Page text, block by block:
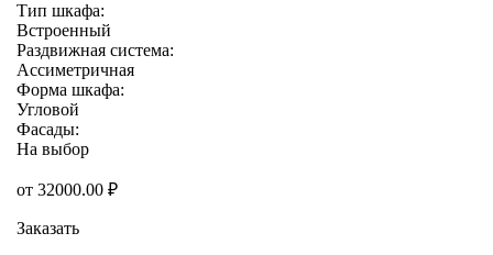
Тип шкафа:
Встроенный
Раздвижная система:
Ассиметричная
Форма шкафа:
Угловой
Фасады:
На выбор
от 32000.00 ₽
Заказать